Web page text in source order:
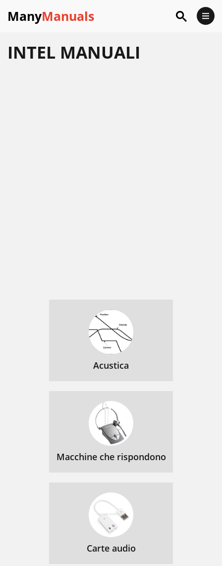
ManyManuals
INTEL MANUALI
Acustica
Macchine che rispondono
Carte audio